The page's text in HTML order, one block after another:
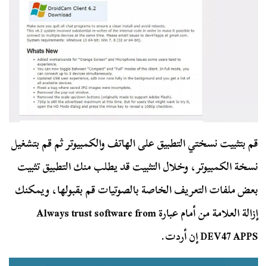
قم بتثبيت نسختي التطبيق على الهاتف والكمبيوتر ثم قم بتشغيل
نسخة الكمبيوتر، وخلال التثبيت قد يطلب منك التطبيق تثبيت
بعض ملفات التعريف الخاصة بالصوتيات قم بقبولها، ويمكنك
إزالة العلامة من أمام عبارة Always trust software from
DEV47 APPS إن أردت.